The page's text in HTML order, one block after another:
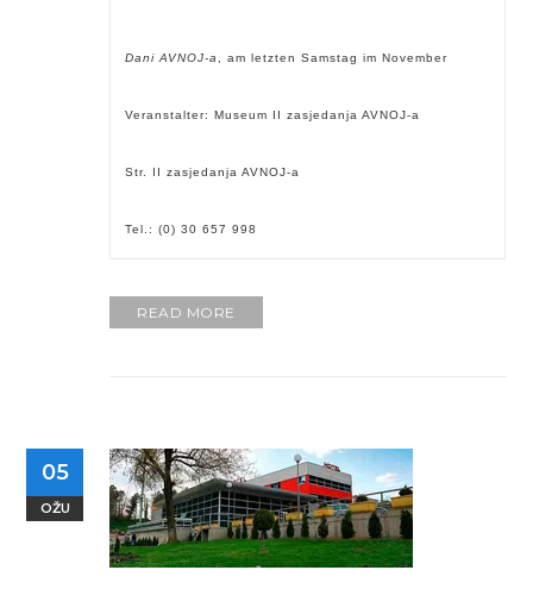
Dani AVNOJ-a , am letzten Samstag im November
Veranstalter: Museum II zasjedanja AVNOJ-a
Str. II zasjedanja AVNOJ-a
Tel.: (0) 30 657 998
READ MORE
05
OŽU